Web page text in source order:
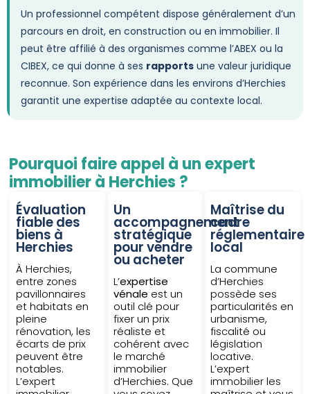
Un professionnel compétent dispose généralement d’un
parcours en droit, en construction ou en immobilier. Il
peut être affilié à des organismes comme l’ABEX ou la
CIBEX, ce qui donne à ses rapports une valeur juridique
reconnue. Son expérience dans les environs d’Herchies
garantit une expertise adaptée au contexte local.
Pourquoi faire appel à un expert
immobilier à Herchies ?
Évaluation
fiable des
biens à
Herchies
À Herchies,
entre zones
pavillonnaires
et habitats en
pleine
rénovation, les
écarts de prix
peuvent être
notables.
L’expert
Un
accompagnement
stratégique
pour vendre
ou acheter
L’expertise
vénale est un
outil clé pour
fixer un prix
réaliste et
cohérent avec
le marché
immobilier
d’Herchies. Que
Maîtrise du
cadre
réglementaire
local
La commune
d’Herchies
possède ses
particularités en
urbanisme,
fiscalité ou
législation
locative.
L’expert
immobilier les